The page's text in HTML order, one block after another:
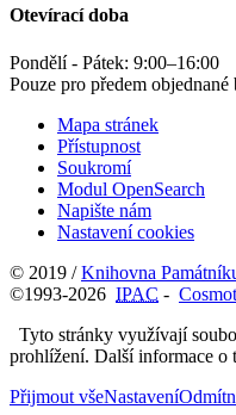
Otevírací doba
Pondělí - Pátek: 9:00–16:00
Pouze pro předem objednané
Mapa stránek
Přístupnost
Soukromí
Modul OpenSearch
Napište nám
Nastavení cookies
© 2019 /Knihovna
©1993-2026 IPAC -
Tyto stránky využívají
prohlížení. Další informace o
Přijmout všeNastavení